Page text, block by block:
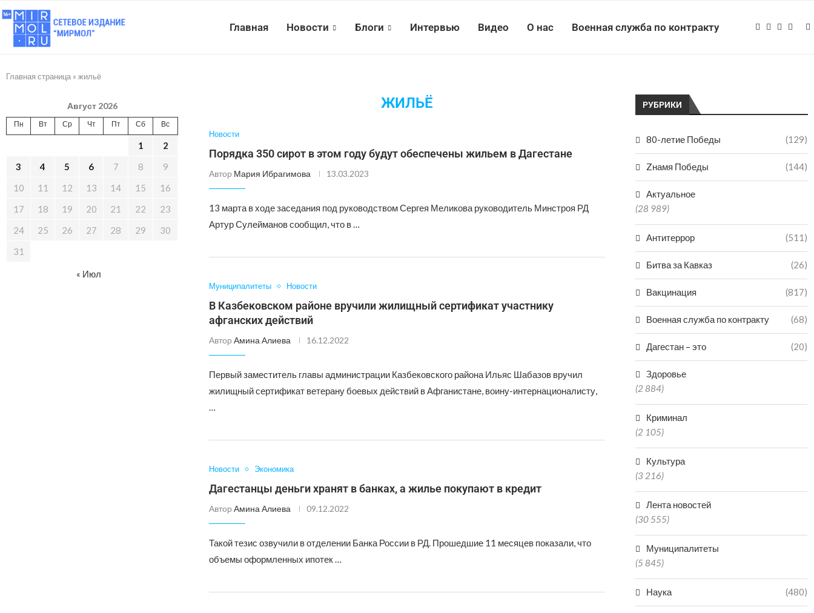
Главная Новости Блоги Интервью Видео О нас Военная служба по контракту
Главная страница » жильё
ЖИЛЬЁ
Новости
Порядка 350 сирот в этом году будут обеспечены жильем в Дагестане
Автор Мария Ибрагимова 13.03.2023
13 марта в ходе заседания под руководством Сергея Меликова руководитель Минстроя РД
Артур Сулейманов сообщил, что в …
Муниципалитеты Новости
В Казбековском районе вручили жилищный сертификат участнику
афганских действий
Автор Амина Алиева 16.12.2022
Первый заместитель главы администрации Казбековского района Ильяс Шабазов вручил
жилищный сертификат ветерану боевых действий в Афганистане, воину-интернационалисту,
…
Новости Экономика
Дагестанцы деньги хранят в банках, а жилье покупают в кредит
Автор Амина Алиева 09.12.2022
Такой тезис озвучили в отделении Банка России в РД. Прошедшие 11 месяцев показали, что
объемы оформленных ипотек …
РУБРИКИ
80-летие Победы (129)
Zнамя Победы (144)
Актуальное
(28 989)
Антитеррор (511)
Битва за Кавказ (26)
Вакцинация (817)
Военная служба по контракту (68)
Дагестан – это (20)
Здоровье
(2 884)
Криминал
(2 105)
Культура
(3 216)
Лента новостей
(30 555)
Муниципалитеты
(5 845)
Наука (480)
Август 2026
Пн Вт Ср Чт Пт Сб Вс
1
2
3
4 5 6 7 8
9
10
11 12 13 14 15
16
17
18 19 20 21 22
23
24
25 26 27 28 29
30
31
« Июл